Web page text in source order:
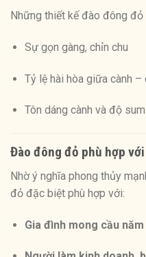
Những thiết kế đào đông
Sự gọn gàng, chỉn chu
Tỷ lệ hài hòa giữa cành –
Tôn dáng cành và độ
Đào đông đỏ phù hợp
Nhờ ý nghĩa phong thủy
đỏ đặc biệt phù hợp với:
Gia đình mong cầu